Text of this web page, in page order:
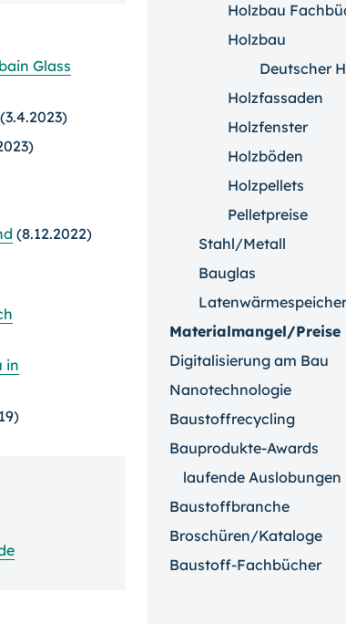
Glass
(3.4.2023)
(8.12.2022)
in
Holzbau
Holzbau
Deutscher
Holzfassaden
Holzfenster
Holzböden
Holzpellets
Pelletpreise
Stahl/Metall
Bauglas
Latenwärmespeicher
Materialmangel/Preise
Digitalisierung am Bau
Nanotechnologie
Baustoffrecycling
Bauprodukte-Awards
laufende Auslobungen
Baustoffbranche
Broschüren/Kataloge
Baustoff-Fachbücher